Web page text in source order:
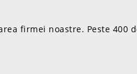
firmei noastre. Peste